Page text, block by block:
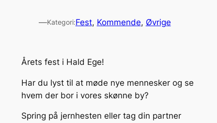
—Kategori:Fest, Kommende, Øvrige
Årets fest i Hald Ege!
Har du lyst til at møde nye mennesker og se
hvem der bor i vores skønne by?
Spring på jernhesten eller tag din partner